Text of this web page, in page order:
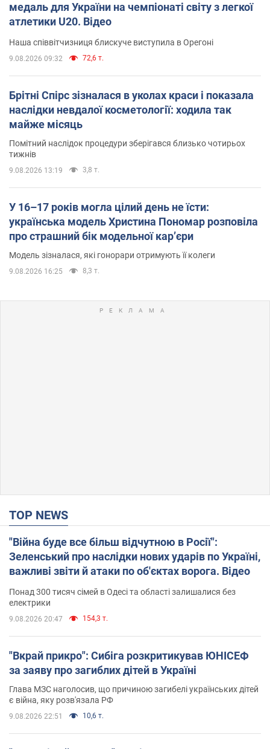
медаль для України на чемпіонаті світу з легкої
атлетики U20. Відео
Наша співвітчизниця блискуче виступила в Орегоні
9.08.2026 09:32 72,6 т.
Брітні Спірс зізналася в уколах краси і показала
наслідки невдалої косметології: ходила так
майже місяць
Помітний наслідок процедури зберігався близько чотирьох
тижнів
9.08.2026 13:19 3,8 т.
У 16–17 років могла цілий день не їсти:
українська модель Христина Пономар розповіла
про страшний бік модельної кар’єри
Модель зізналася, які гонорари отримують її колеги
9.08.2026 16:25 8,3 т.
TOP NEWS
"Війна буде все більш відчутною в Росії":
Зеленський про наслідки нових ударів по Україні,
важливі звіти й атаки по об'єктах ворога. Відео
Понад 300 тисяч сімей в Одесі та області залишалися без
електрики
9.08.2026 20:47 154,3 т.
"Вкрай прикро": Сибіга розкритикував ЮНІСЕФ
за заяву про загиблих дітей в Україні
Глава МЗС наголосив, що причиною загибелі українських дітей
є війна, яку розв'язала РФ
9.08.2026 22:51 10,6 т.